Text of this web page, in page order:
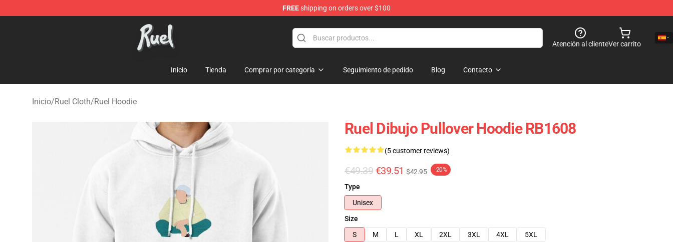
FREEshipping on orders over $100
Ruel Store - Official Ruel Merchandise Shop
Atención al clienteVer carrito
Inicio Tienda Comprar por categoría Seguimiento de pedido Blog Contacto
Inicio/Ruel Cloth/Ruel Hoodie
Ruel Dibujo Pullover Hoodie RB1608
(5 customer reviews)
€49.39 €39.51 $42.95 -20%
Type
Unisex
Size
S
M L XL 2XL 3XL 4XL
5XL